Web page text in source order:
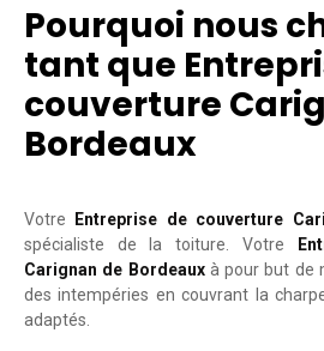
Pourquoi nous
tant que
couverture
Bordeaux
Votre Entreprise de couverture
spécialiste de la toiture. Votre
Carignan de Bordeauxà pour but de
des intempéries en couvrant la
adaptés.